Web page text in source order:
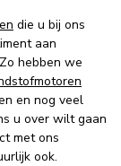
die u bij ons
aan
hebben we
en nog veel
u over wilt gaan
met ons
ook.